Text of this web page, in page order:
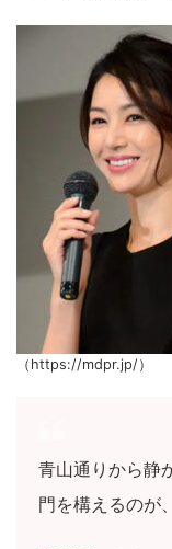
（https://mdpr.jp/）
青山通りから静
門を構えるのが